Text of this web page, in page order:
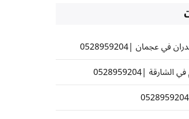
عجمان |0528959204
|0528959204